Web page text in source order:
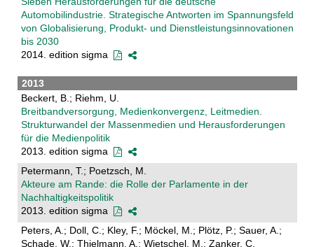
Automobilindustrie. Strategische Antworten im Spannungsfeld
von Globalisierung, Produkt- und Dienstleistungsinnovationen
bis 2030
2014. edition sigma
2013
Beckert, B.; Riehm, U.
Breitbandversorgung, Medienkonvergenz, Leitmedien.
Strukturwandel der Massenmedien und Herausforderungen
für die Medienpolitik
2013. edition sigma
Petermann, T.; Poetzsch, M.
Akteure am Rande: die Rolle der Parlamente in der
Nachhaltigkeitspolitik
2013. edition sigma
Peters, A.; Doll, C.; Kley, F.; Möckel, M.; Plötz, P.; Sauer, A.;
Schade, W.; Thielmann, A.; Wietschel, M.; Zanker, C.